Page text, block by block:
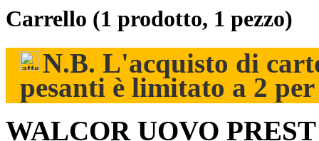
Carrello (1 prodotto, 1 pezzo)
N.B. L'acquisto di
pesanti è limitato a 2 per
WALCOR UOVO